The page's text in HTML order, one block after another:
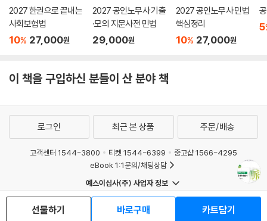
Ⅲ.본서의 특징은 아래와 같습니다.
1. 중요조문과 판례를 빠짐없이 소개
가 나타나게 조문을 배치하고, 논증식 서술로 독자의 기억에 오래 남도록
니라, 기출되지 않았던 주요판례도 기출영역과의 논리적 연관성을 고려하
여 엄선하였습니다.
2. 민사소송법 주요 기출사례 정리
해당 주제와 판례사안에 맞는 기출사례를 배치하여 기본서 목차에 따라 해
설하였습니다. 최신기출을 추가하면서도 중복되는 사례를 삭제하여 분량
2027 한권으로 끝내는
사회보험법
10% 27,000원
2027 공인노무사 기출
·모의 지문사전 민법
29,000원
2027 공인노무사 민법
핵심정리
10% 27,000원
5
이 책을 구입하신 분들이 산 분야 책
선물하기 바로구매 카트담기
로그인 최근 본 상품 주문/배송
고객센터 1544-3800 티켓 1544-6399
중고샵 1566-4295
eBook 1:1문의/채팅상담
예스이십사(주) 사업자 정보
이용약관
개인정보처리방침
청소년보호정책
회사소개
거래처관계자께